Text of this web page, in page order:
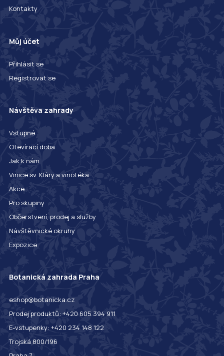
Kontakty
Můj účet
Přihlásit se
Registrovat se
Návštěva zahrady
Vstupné
Otevírací doba
Jak k nám
Vinice sv. Kláry a vinotéka
Akce
Pro skupiny
Občerstvení, prodej a služby
Návštěvnické okruhy
Expozice
Botanická zahrada Praha
eshop@botanicka.cz
Prodej produktů: +420 605 394 911
E-vstupenky: +420 234 148 122
Trojská 800/196